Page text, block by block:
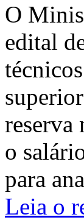
O
edital
reserva
o
para
Leia o